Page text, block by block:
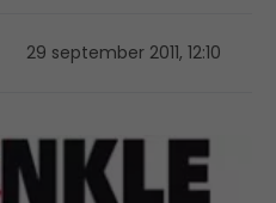
29 september 2011, 12:10